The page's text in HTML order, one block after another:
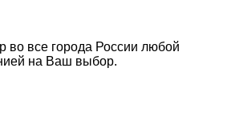
во все города России любой
на Ваш выбор.